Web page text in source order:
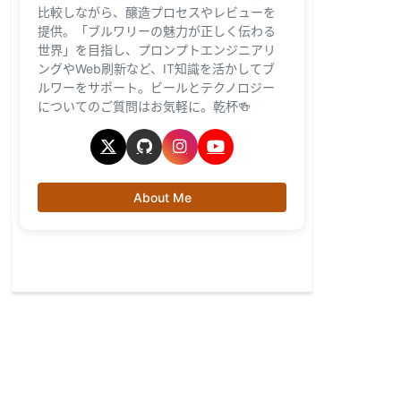
比較しながら、醸造プロセスやレビューを
提供。「ブルワリーの魅力が正しく伝わる
世界」を目指し、プロンプトエンジニアリ
ングやWeb刷新など、IT知識を活かしてブ
ルワーをサポート。ビールとテクノロジー
についてのご質問はお気軽に。乾杯🍻
About Me